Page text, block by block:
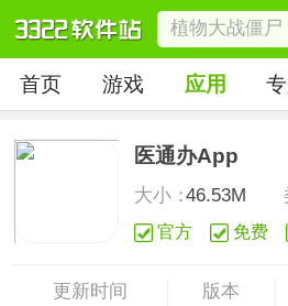
首页 游戏 应用
医通办App
大小：46.53M
官方 免费
更新时间 版本